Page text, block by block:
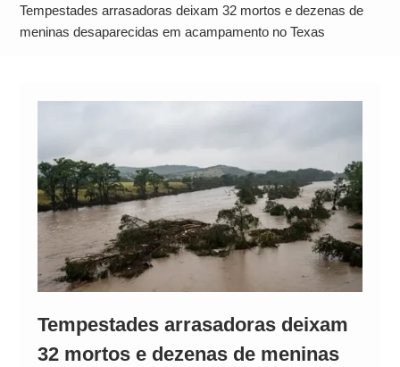
Comando Vermelho
Quem é Dr. Daniel? Conheça a trajetória do
Tempestades arrasadoras deixam 32 mortos e dezenas de
meninas desaparecidas em acampamento no Texas
Tempestades arrasadoras deixam
32 mortos e dezenas de meninas